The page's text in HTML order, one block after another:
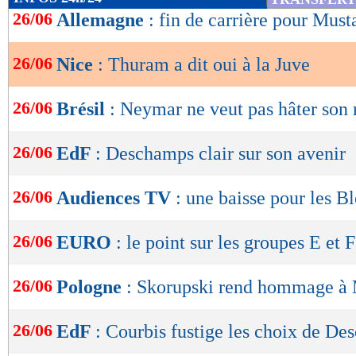
de
OK
26/06 Allemagne : fin de carrière pour
26/06 Nice : Thuram a dit oui à la Juve
26/06 Brésil : Neymar ne veut pas hâter son
26/06 EdF : Deschamps clair sur son avenir
26/06 Audiences TV : une baisse pour les
26/06 EURO : le point sur les groupes E et F
26/06 Pologne : Skorupski rend hommage à
26/06 EdF : Courbis fustige les choix de